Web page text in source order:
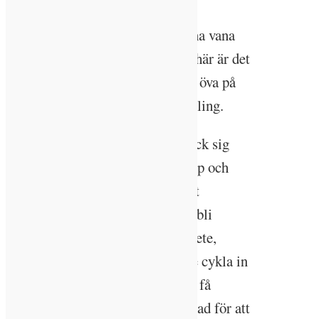
– I storstäderna är entreprenörerna vana
att få frågor om hållbarhet. Men här är det
mer obruten mark och alla måste öva på
att omsätta det vi vill göra i handling.
Kalmarhems hållbarhetsarbete fick sig
också en törn när deras flaggskepp och
mönsterprojekt – bostadsområdet
”Visiret” fick pausas. Det skulle bli
gemenskapsytor, ytor för hemarbete,
cykelparkeringar som man kunde cykla in
i, bilpoolslösningar i fastigheten, få
parkeringar och utemiljön designad för att